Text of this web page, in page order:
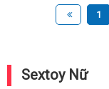
1
Sextoy Nữ